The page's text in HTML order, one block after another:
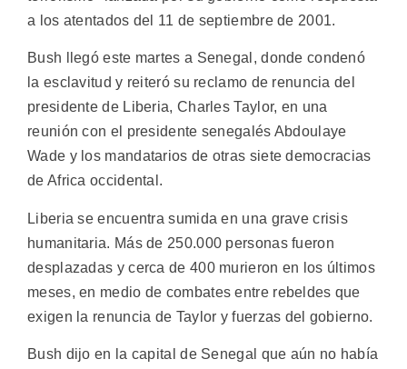
a los atentados del 11 de septiembre de 2001.
Bush llegó este martes a Senegal, donde condenó
la esclavitud y reiteró su reclamo de renuncia del
presidente de Liberia, Charles Taylor, en una
reunión con el presidente senegalés Abdoulaye
Wade y los mandatarios de otras siete democracias
de Africa occidental.
Liberia se encuentra sumida en una grave crisis
humanitaria. Más de 250.000 personas fueron
desplazadas y cerca de 400 murieron en los últimos
meses, en medio de combates entre rebeldes que
exigen la renuncia de Taylor y fuerzas del gobierno.
Bush dijo en la capital de Senegal que aún no había